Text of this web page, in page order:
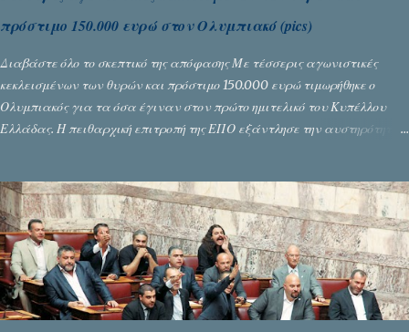
πρόστιμο 150.000 ευρώ στον Ολυμπιακό (pics)
Διαβάστε όλο το σκεπτικό της απόφασης Με τέσσερις αγωνιστικές
κεκλεισμένων των θυρών και πρόστιμο 150.000 ευρώ τιμωρήθηκε ο
Ολυμπιακός για τα όσα έγιναν στον πρώτο ημιτελικό του Κυπέλλου
Ελλάδας. Η πειθαρχική επιτροπή της ΕΠΟ εξάντλησε την αυστηρότητά
όπως απαιτούσαν, αφού κάτι τέτοιο δεν ήταν εφικτό, σύμφωνα με τα
στοιχεία...